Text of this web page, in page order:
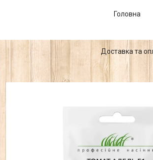
Головна
Доставка та